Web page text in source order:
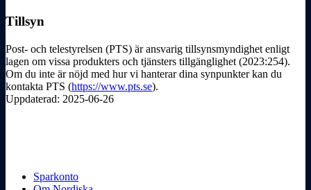
Tillsyn
Post- och telestyrelsen (PTS) är ansvarig tillsynsmyndighet enligt
lagen om vissa produkters och tjänsters tillgänglighet (2023:254).
Om du inte är nöjd med hur vi hanterar dina synpunkter kan du
kontakta PTS (https://www.pts.se).
Uppdaterad: 2025-06-26
Sparkonto